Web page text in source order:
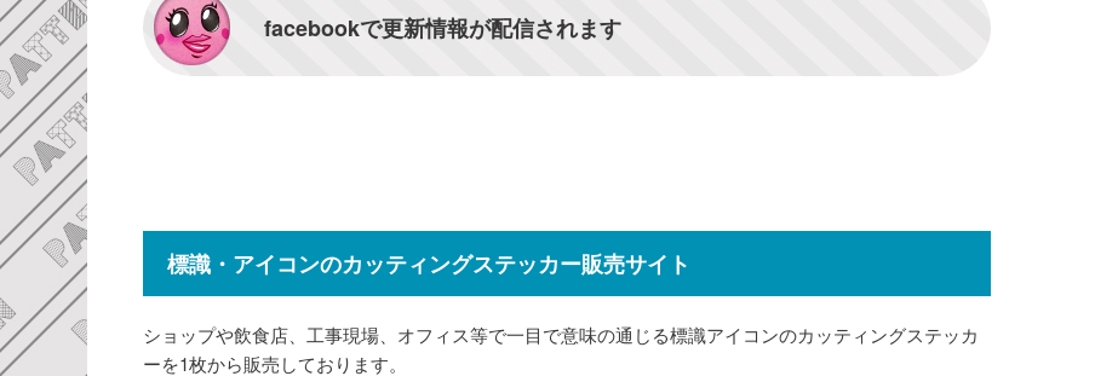
facebookで更新情報が配信されます
標識・アイコンのカッティングステッカー販売サイト
ショップや飲食店、工事現場、オフィス等で一目で意味の通じる標識アイコンのカッティングステッカ
ーを1枚から販売しております。